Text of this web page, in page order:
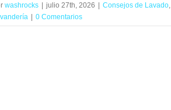
washrocks | julio 27th, 2026 | Consejos de Lavado,
| 0 Comentarios